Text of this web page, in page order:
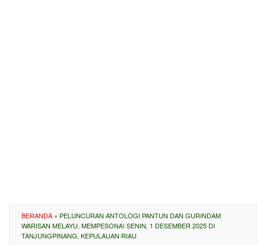
BERANDA » PELUNCURAN ANTOLOGI PANTUN DAN GURINDAM
WARISAN MELAYU, MEMPESONA! SENIN, 1 DESEMBER 2025 DI
TANJUNGPINANG, KEPULAUAN RIAU